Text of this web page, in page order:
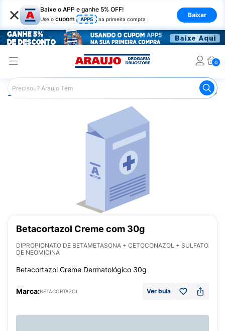
× Baixe o APP e ganhe 5% OFF!
Use o cupom APP5 na primeira compra
Baixar
0
Araujo Medicamentos Remédio para Pele e Mucosa
Betacortazol Creme com 30g
DIPROPIONATO DE BETAMETASONA + CETOCONAZOL + SULFATO
DE NEOMICINA
Betacortazol Creme Dermatológico 30g
Marca:BETACORTAZOL Ver bula